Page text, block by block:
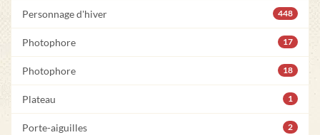
Personnage d'hiver 448
Photophore 17
Photophore 18
Plateau 1
Porte-aiguilles 2